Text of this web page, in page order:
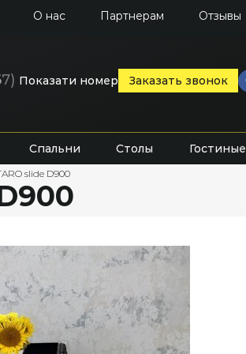
О нас Партнерам Отзывы
7) Показати номер Заказать звонок
Спальни Столы Гостиные
slide D900